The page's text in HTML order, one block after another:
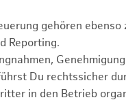
gehören
Reporting.
Du rechtssicher
in den Betrieb